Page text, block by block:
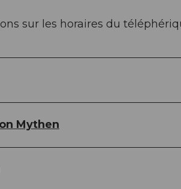
sur les horaires du
Mythen